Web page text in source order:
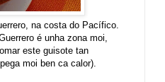
na costa do Pacífico.
é unha zona moi,
este guisote tan
moi ben ca calor).